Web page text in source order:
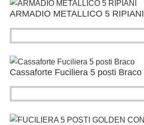
ARMADIO METALLICO 5 RIPIANI
Cassaforte Fuciliera 5 posti Braco